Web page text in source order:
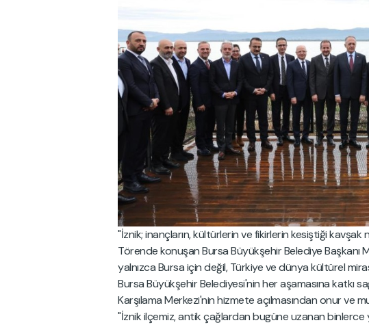
"İznik; inançların, kültürlerin ve fikirlerin kesiştiği kavşak
Törende konuşan Bursa Büyükşehir Belediye Başkanı
yalnızca Bursa için değil, Türkiye ve dünya kültürel
Bursa Büyükşehir Belediyesi'nin her aşamasına katkı
Karşılama Merkezi'nin hizmete açılmasından onur ve
"İznik ilçemiz, antik çağlardan bugüne uzanan binlerce